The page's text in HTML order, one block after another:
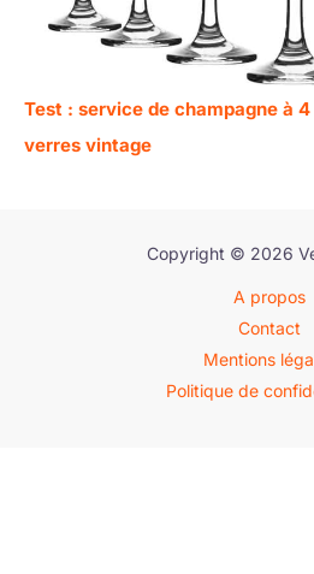
Test : service de champagne à
verres vintage
Copyright © 2026
A propos
Contact
Mentions
Politique de